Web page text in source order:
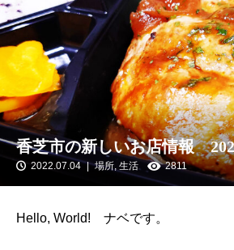
香芝市の新しいお店情報
2022.07.04 場所, 生活 2811
Hello, World! ナベです。